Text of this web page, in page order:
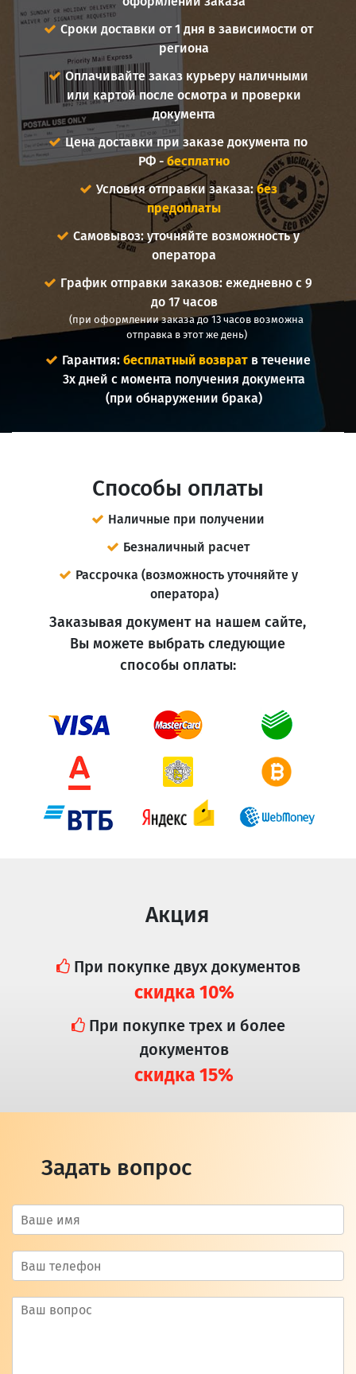
Сроки доставки от 1 дня в зависимости от
региона
Оплачивайте заказ курьеру наличными
или картой после осмотра и проверки
документа
Цена доставки при заказе документа по
РФ -бесплатно
Условия отправки заказа:без
предоплаты
Самовывоз: уточняйте возможность у
оператора
График отправки заказов: ежедневно с 9
до 17 часов
(при оформлении заказа до 13 часов возможна
отправка в этот же день)
Гарантия:бесплатный возврат в течение
3х дней с момента получения документа
(при обнаружении брака)
Способы оплаты
Наличные при получении
Безналичный расчет
Рассрочка (возможность уточняйте у
оператора)
Заказывая документ на нашем сайте,
Вы можете выбрать следующие
способы оплаты:
Акция
При покупке двух документов
скидка 10%
При покупке трех и более
документов
скидка 15%
Задать вопрос